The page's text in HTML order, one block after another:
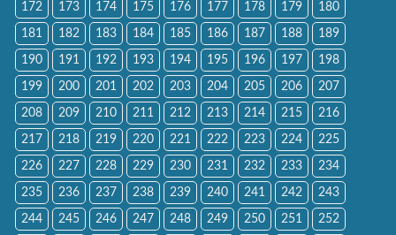
172 173 174 175 176 177 178 179 180
181 182 183 184 185 186 187 188 189
190 191 192 193 194 195 196 197 198
199 200 201 202 203 204 205 206 207
208 209 210 211 212 213 214 215 216
217 218 219 220 221 222 223 224 225
226 227 228 229 230 231 232 233 234
235 236 237 238 239 240 241 242 243
244 245 246 247 248 249 250 251 252